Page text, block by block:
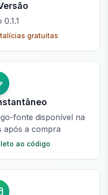
0.1.1
gratuitas
fonte disponível na
após a compra
ao código